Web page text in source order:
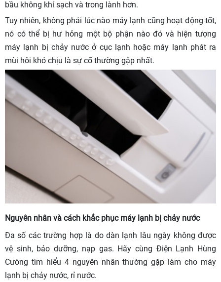
bầu không khí sạch và trong lành hơn.
Tuy nhiên, không phải lúc nào máy lạnh cũng hoạt động tốt,
nó có thể bị hư hỏng một bộ phận nào đó và hiện tượng
máy lạnh bị chảy nước ở cục lạnh hoặc máy lạnh phát ra
mùi hôi khó chịu là sự cố thường gặp nhất.
Nguyên nhân và cách khắc phục máy lạnh bị chảy nước
Đa số các trường hợp là do dàn lạnh lâu ngày không được
vệ sinh, bảo dưỡng, nạp gas. Hãy cùng Điện Lạnh Hùng
Cường tìm hiểu 4 nguyên nhân thường gặp làm cho máy
lạnh bị chảy nước, rỉ nước.